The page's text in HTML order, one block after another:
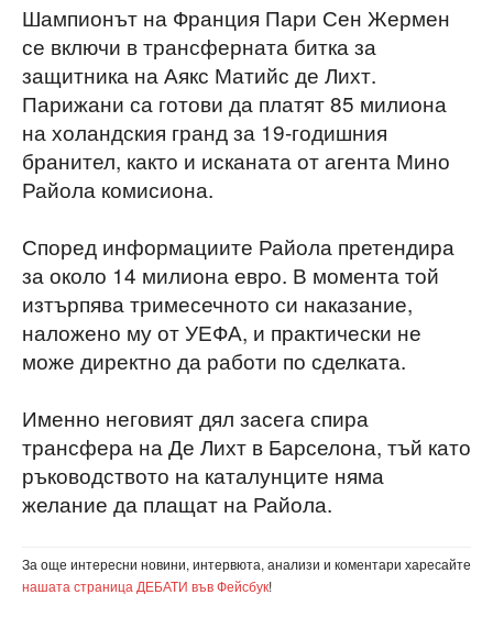
Шампионът на Франция Пари Сен Жермен
се включи в трансферната битка за
защитника на Аякс Матийс де Лихт.
Парижани са готови да платят 85 милиона
на холандския гранд за 19-годишния
бранител, както и исканата от агента Мино
Райола комисиона.
Според информациите Райола претендира
за около 14 милиона евро. В момента той
изтърпява тримесечното си наказание,
наложено му от УЕФА, и практически не
може директно да работи по сделката.
Именно неговият дял засега спира
трансфера на Де Лихт в Барселона, тъй като
ръководството на каталунците няма
желание да плащат на Райола.
За още интересни новини, интервюта, анализи и коментари харесайте
нашата страница ДЕБАТИ във Фейсбук!